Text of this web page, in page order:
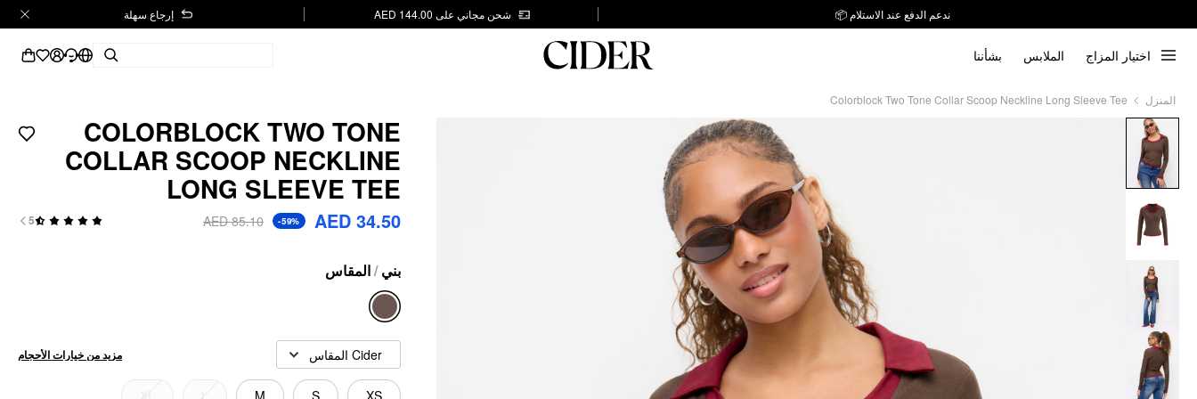
توصيل خلال 7 أيام إلى جميع دول الخليج
شحن مجاني على AED 144.00 إرجاع سهلة
اختيار المزاج الملابس بشأننا
المنزل Colorblock Two Tone Collar Scoop Neckline Long Sleeve Tee
COLORBLOCK TWO TONE
COLLAR SCOOP NECKLINE
LONG SLEEVE TEE
AED 34.50
-59%
AED 85.10
5
بني /المقاس
Cider المقاس مزيد من خيارات الأحجام
XS
S
M